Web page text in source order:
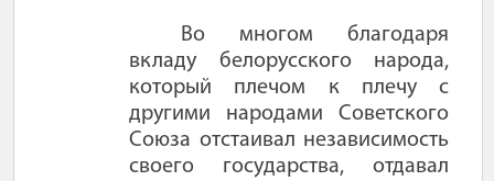
Во многом благодаря
вкладу белорусского народа,
который плечом к плечу с
другими народами Советского
Союза отстаивал независимость
своего государства, отдавал